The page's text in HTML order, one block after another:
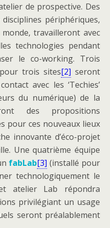
de prospective. Des
périphériques,
travailleront avec
technologies pendant
le co-working. Trois
trois sites[2] seront
avec les ‘Techies’
du numérique) de la
des propositions
pour ces nouveaux lieux
innovante d’éco-projet
Une quatrième équipe
fabLab[3] (installé pour
technologiquement le
atelier Lab répondra
privilégiant un usage
seront préalablement